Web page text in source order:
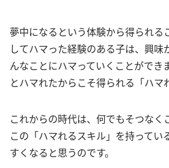
夢中になるという体験から得られる
してハマった経験のある子は、興味
んなことにハマっていくことができ
とハマれたからこそ得られる「ハマ
これからの時代は、何でもそつなく
この「ハマれるスキル」を持ってい
すくなると思うのです。